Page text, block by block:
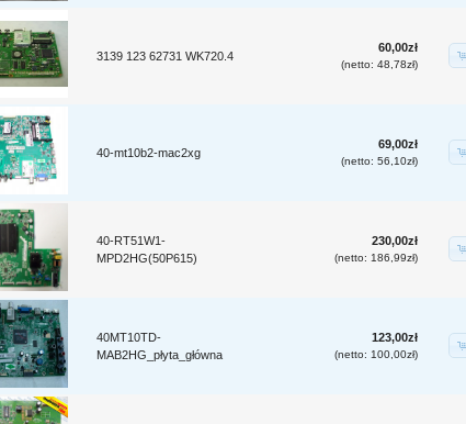
3139 123 62731 WK720.4
60,00zł
(netto: 48,78zł)
40-mt10b2-mac2xg
69,00zł
(netto: 56,10zł)
40-RT51W1-
MPD2HG(50P615)
230,00zł
(netto: 186,99zł)
40MT10TD-
MAB2HG_płyta_główna
123,00zł
(netto: 100,00zł)